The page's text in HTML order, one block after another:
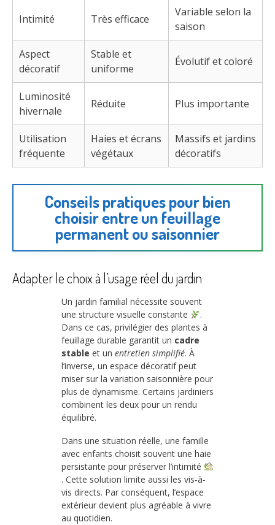
Intimité Très efficace
Variable selon la
saison
Aspect
décoratif
Stable et
uniforme
Évolutif et coloré
Luminosité
hivernale
Réduite Plus importante
Utilisation
fréquente
Haies et écrans
végétaux
Massifs et jardins
décoratifs
Conseils pratiques pour bien
choisir entre un feuillage
permanent ou saisonnier
Adapter le choix à l’usage réel du jardin
Un jardin familial nécessite souvent
une structure visuelle constante
.
Dans ce cas, privilégier des plantes à
feuillage durable garantit un cadre
stable et un entretien simplifié. À
l’inverse, un espace décoratif peut
miser sur la variation saisonnière pour
plus de dynamisme. Certains jardiniers
combinent les deux pour un rendu
équilibré.
Dans une situation réelle, une famille
avec enfants choisit souvent une haie
persistante pour préserver l’intimité
. Cette solution limite aussi les vis-à-
vis directs. Par conséquent, l’espace
extérieur devient plus agréable à vivre
au quotidien.